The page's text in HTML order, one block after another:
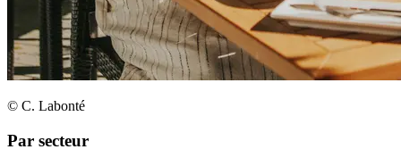
© C. Labonté
Par secteur